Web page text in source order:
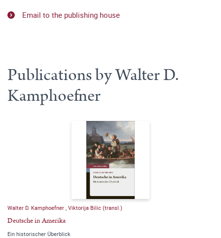
Email to the publishing house
Publications by Walter D.
Kamphoefner
Walter D. Kamphoefner Viktorija Bilic (transl.)
Deutsche in Amerika
Ein historischer Überblick